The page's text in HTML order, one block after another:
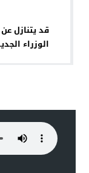
قد يتنازل
الوزراء